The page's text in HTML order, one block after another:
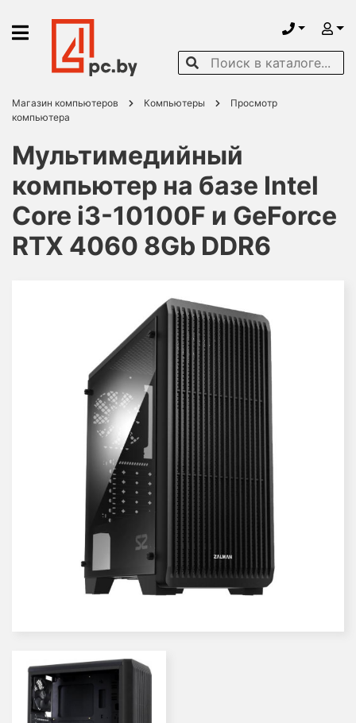
Магазин компьютеров Компьютеры
Просмотр
компьютера
Мультимедийный
компьютер на базе Intel
Core i3-10100F и GeForce
RTX 4060 8Gb DDR6